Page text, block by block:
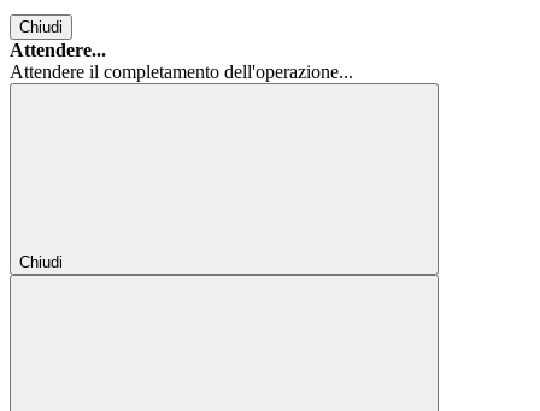
Chiudi
Attendere...
Attendere il completamento dell'operazione...
Chiudi